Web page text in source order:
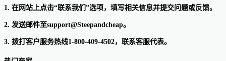
1. 在网站上点击“联系我们”选项，填写相关信息并提交问题或反馈。
2. 发送邮件至support@Steepandcheap。
3. 拨打客户服务热线1-800-409-4502，联系客服代表。